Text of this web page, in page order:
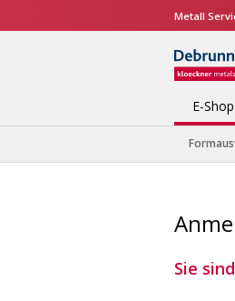
Metall
E-Shop
Sie